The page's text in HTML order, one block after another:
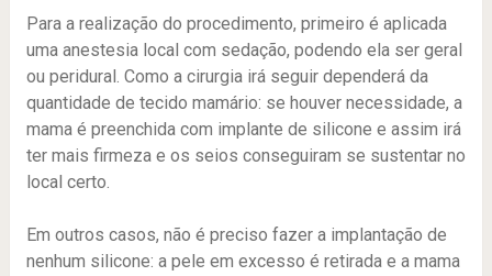
Para a realização do procedimento, primeiro é aplicada
uma anestesia local com sedação, podendo ela ser geral
ou peridural. Como a cirurgia irá seguir dependerá da
quantidade de tecido mamário: se houver necessidade, a
mama é preenchida com implante de silicone e assim irá
ter mais firmeza e os seios conseguiram se sustentar no
local certo.
Em outros casos, não é preciso fazer a implantação de
nenhum silicone: a pele em excesso é retirada e a mama